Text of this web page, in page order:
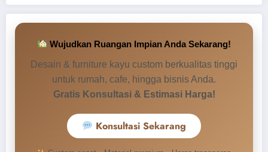
Wujudkan Ruangan Impian Anda Sekarang!
Desain & furniture kayu custom berkualitas tinggi
untuk rumah, cafe, hingga bisnis Anda.
Gratis Konsultasi & Estimasi Harga!
Konsultasi Sekarang